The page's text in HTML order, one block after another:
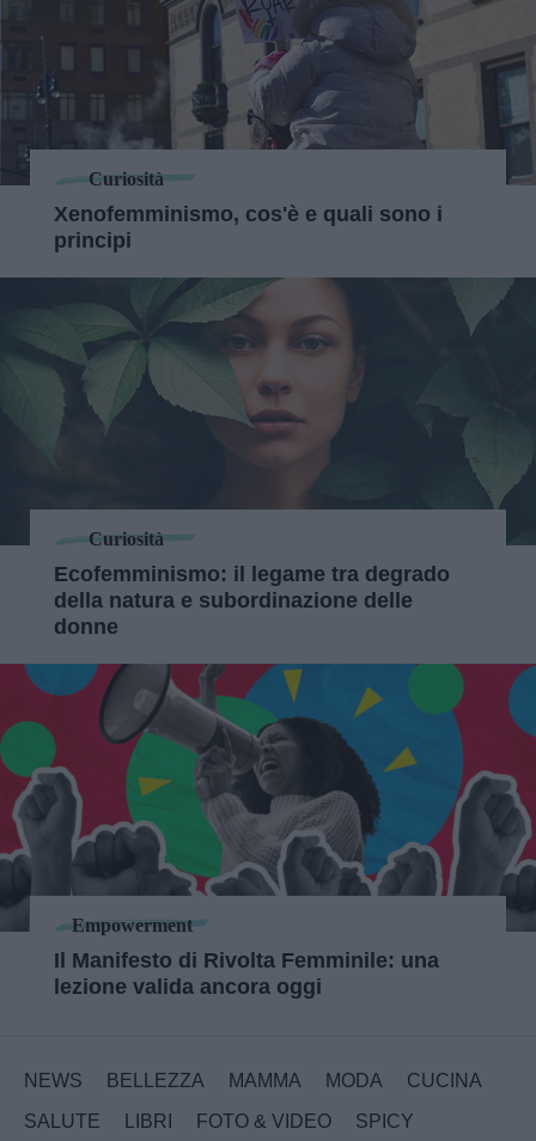
Curiosità
Xenofemminismo, cos'è e quali sono i
principi
Curiosità
Ecofemminismo: il legame tra degrado
della natura e subordinazione delle
donne
Empowerment
Il Manifesto di Rivolta Femminile: una
lezione valida ancora oggi
NEWS BELLEZZA MAMMA MODA
CUCINA
SALUTE
LIBRI FOTO & VIDEO SPICY